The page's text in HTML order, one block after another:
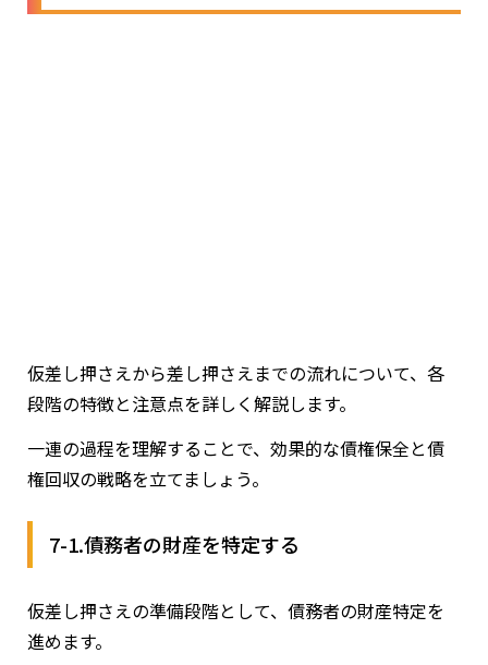
仮差し押さえから差し押さえまでの流れについて、各
段階の特徴と注意点を詳しく解説します。
一連の過程を理解することで、効果的な債権保全と債
権回収の戦略を立てましょう。
7-1.債務者の財産を特定する
仮差し押さえの準備段階として、債務者の財産特定を
進めます。